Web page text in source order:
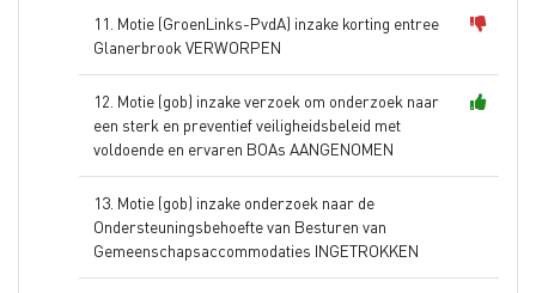
11. Motie (GroenLinks-PvdA) inzake korting entree
Glanerbrook VERWORPEN
12. Motie (gob) inzake verzoek om onderzoek naar
een sterk en preventief veiligheidsbeleid met
voldoende en ervaren BOAs AANGENOMEN
13. Motie (gob) inzake onderzoek naar de
Ondersteuningsbehoefte van Besturen van
Gemeenschapsaccommodaties INGETROKKEN